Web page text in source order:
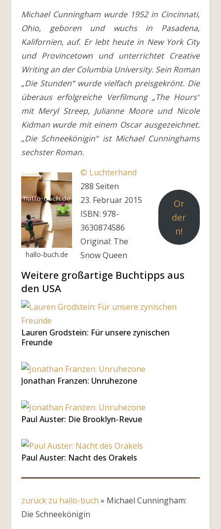
Michael Cunningham wurde 1952 in Cincinnati,
Ohio, geboren und wuchs in Pasadena,
Kalifornien, auf. Er lebt heute in New York City
und Provincetown und unterrichtet Creative
Writing an der Columbia University. Sein Roman
„Die Stunden“ wurde vielfach preisgekrönt. Die
überaus erfolgreiche Verfilmung „The Hours“
mit Meryl Streep, Julianne Moore und Nicole
Kidman wurde mit einem Oscar ausgezeichnet.
„Die Schneekönigin“ ist Michael Cunninghams
sechster Roman.
hallo-buch.de
© Luchterhand
288 Seiten
23. Februar 2015
ISBN: 978-
3630874586
Original: The
Snow Queen
Or
der
n!
Weitere großartige Buchtipps aus
den USA
Lauren Grodstein: Für unsere zynischen
Freunde
Jonathan Franzen: Unruhezone
Paul Auster: Die Brooklyn-Revue
Paul Auster: Nacht des Orakels
zurück zu hallo-buch » Michael Cunningham:
Die Schneekönigin